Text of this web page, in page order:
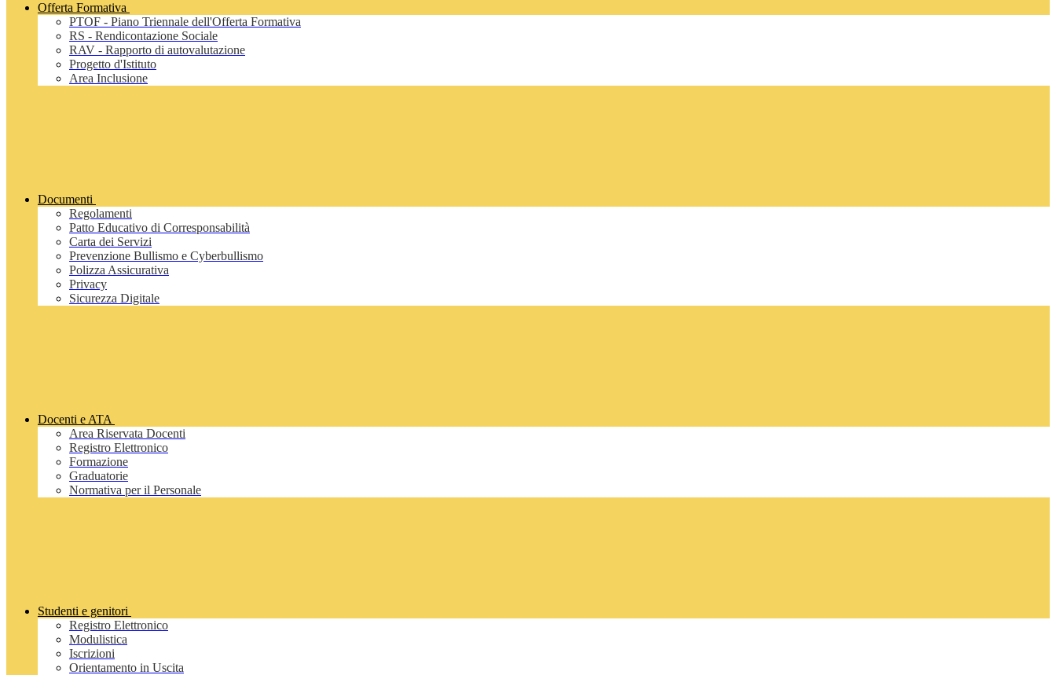
Offerta Formativa
PTOF - Piano Triennale dell'Offerta Formativa
RS - Rendicontazione Sociale
RAV - Rapporto di autovalutazione
Progetto d'Istituto
Area Inclusione
Documenti
Regolamenti
Patto Educativo di Corresponsabilità
Carta dei Servizi
Prevenzione Bullismo e Cyberbullismo
Polizza Assicurativa
Privacy
Sicurezza Digitale
Docenti e ATA
Area Riservata Docenti
Registro Elettronico
Formazione
Graduatorie
Normativa per il Personale
Studenti e genitori
Registro Elettronico
Modulistica
Iscrizioni
Orientamento in Uscita